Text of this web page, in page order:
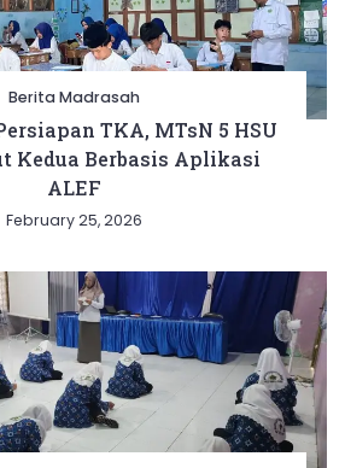
Berita Madrasah
TKA, MTsN 5 HSU
Kedua Berbasis Aplikasi
ALEF
February 25, 2026